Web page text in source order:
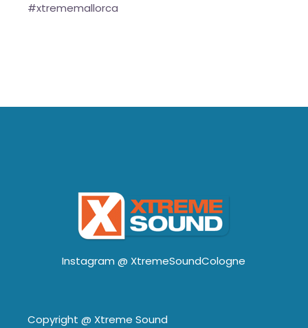
#xtrememallorca
Instagram @ XtremeSoundCologne
Copyright @ Xtreme Sound